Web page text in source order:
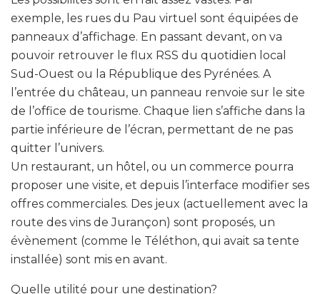
exemple, les rues du Pau virtuel sont équipées de
panneaux d’affichage. En passant devant, on va
pouvoir retrouver le flux RSS du quotidien local
Sud-Ouest ou la République des Pyrénées. A
l’entrée du château, un panneau renvoie sur le site
de l’office de tourisme. Chaque lien s’affiche dans la
partie inférieure de l’écran, permettant de ne pas
quitter l’univers.
Un restaurant, un hôtel, ou un commerce pourra
proposer une visite, et depuis l’interface modifier ses
offres commerciales. Des jeux (actuellement avec la
route des vins de Jurançon) sont proposés, un
évènement (comme le Téléthon, qui avait sa tente
installée) sont mis en avant.
Quelle utilité pour une destination?